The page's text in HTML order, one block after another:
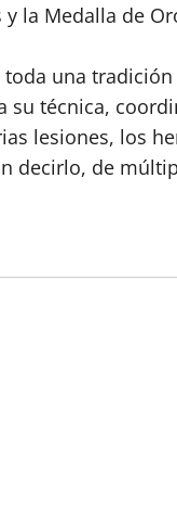
la Medalla de
una
técnica,
lesiones, los
decirlo, de